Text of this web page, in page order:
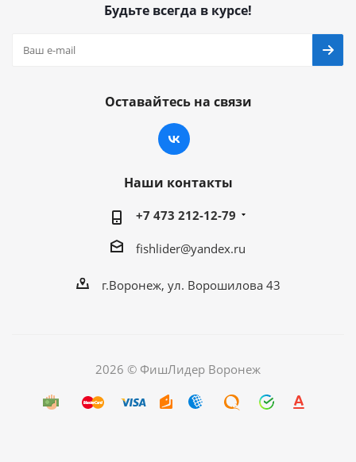
Будьте всегда в курсе!
Оставайтесь на связи
Наши контакты
+7 473 212-12-79
fishlider@yandex.ru
г.Воронеж, ул. Ворошилова 43
2026 © ФишЛидер Воронеж